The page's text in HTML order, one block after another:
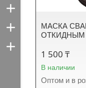
МАСКА
1 500 ₸
В наличии
Оптом и в